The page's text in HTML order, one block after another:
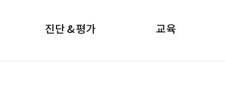
진단 & 평가 교육